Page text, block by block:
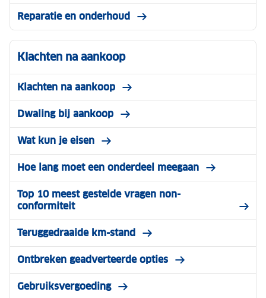
Reparatie en onderhoud
Klachten na aankoop
Klachten na aankoop
Dwaling bij aankoop
Wat kun je eisen
Hoe lang moet een onderdeel meegaan
Top 10 meest gestelde vragen non-
conformiteit
Teruggedraaide km-stand
Ontbreken geadverteerde opties
Gebruiksvergoeding